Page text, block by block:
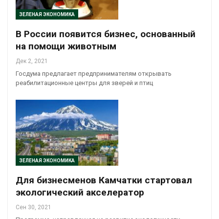
ЗЕЛЕНАЯ ЭКОНОМИКА
В России появится бизнес, основанный
на помощи животным
Дек 2, 2021
Госдума предлагает предпринимателям открывать
реабилитационные центры для зверей и птиц
ЗЕЛЕНАЯ ЭКОНОМИКА
Для бизнесменов Камчатки стартовал
экологический акселератор
Сен 30, 2021